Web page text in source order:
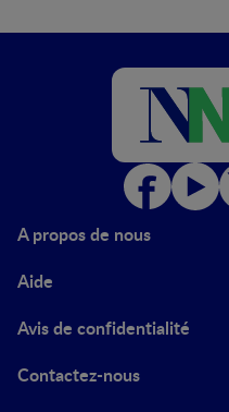
A propos de nous
Aide
Avis de confidentialité
Contactez-nous